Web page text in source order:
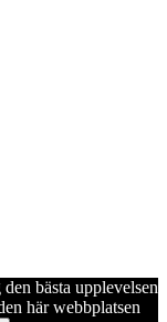
bästa upplevelsen
här webbplatsen